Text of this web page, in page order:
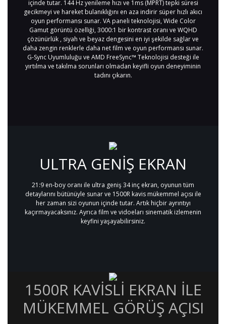
içinde tutar. 144 Hz yenileme hızı ve 1ms (MPRT) tepki süresi
gecikmeyi ve hareket bulanıklığını en aza indirir süper hızlı akıcı
oyun performansı sunar. VA paneli teknolojisi, Wide Color
Gamut görüntü özelliği, 3000:1 bir kontrast oranı ve WQHD
çözünürlük , siyah ve beyaz dengesini en iyi şekilde sağlar ve
daha zengin renklerle daha net film ve oyun performansı sunar.
G-Sync Uyumluluğu ve AMD FreeSync™ Teknolojisi desteği ile
yırtılma ve takılma sorunları olmadan keyifli oyun deneyiminin
tadını çıkarın.
ULTRA GENİŞ EKRAN
21:9 en-boy oranı ile ultra geniş 34 inç ekran, oyunun tüm
detaylarını bütünüyle sunar ve 1500R kavis mükemmel açısı ile
her zaman sizi oyunun içinde tutar. Artık hiçbir ayrıntıyı
kaçırmayacaksınız. Ayrıca film ve vidoeları sinematik izlemenin
keyfini yaşayabilirsiniz.
1500R KAVİSLİ EKRAN İLE
MÜKEMMEL GÖRÜŞ AÇISI